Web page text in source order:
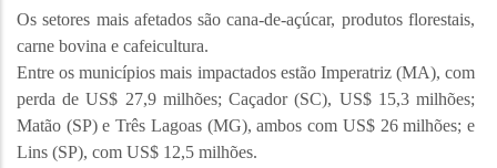
Os setores mais afetados são cana-de-açúcar, produtos florestais,
carne bovina e cafeicultura.
Entre os municípios mais impactados estão Imperatriz (MA), com
perda de US$ 27,9 milhões; Caçador (SC), US$ 15,3 milhões;
Matão (SP) e Três Lagoas (MG), ambos com US$ 26 milhões; e
Lins (SP), com US$ 12,5 milhões.